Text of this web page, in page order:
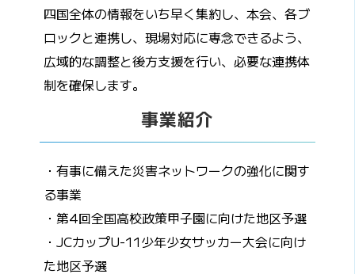
四国全体の情報をいち早く集約し、本会、各ブ
ロックと連携し、現場対応に専念できるよう、
広域的な調整と後方支援を行い、必要な連携体
制を確保します。
事業紹介
・有事に備えた災害ネットワークの強化に関す
る事業
・第4回全国高校政策甲子園に向けた地区予選
・JCカップU-11少年少女サッカー大会に向け
た地区予選